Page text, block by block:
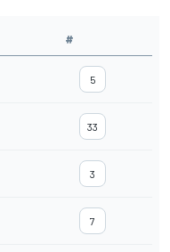
#
5
33
3
7